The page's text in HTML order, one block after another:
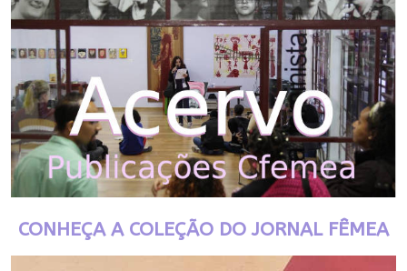
CONHEÇA A COLEÇÃO DO JORNAL FÊMEA